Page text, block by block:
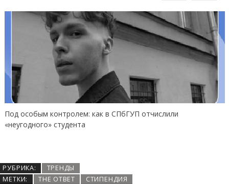
Личный опыт: волонтер на Кубке конфедераций
РУБРИКА:
ТРЕНДЫ
МЕТКИ:
THE ОТВЕТ СТИПЕНДИЯ